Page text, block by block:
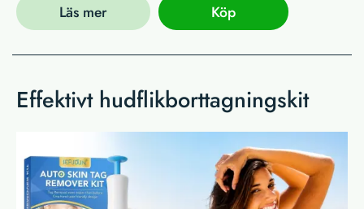
Läs mer Köp
Effektivt hudflikborttagningskit